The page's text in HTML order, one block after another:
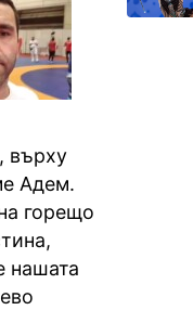
върху
Адем.
горещо
нашата